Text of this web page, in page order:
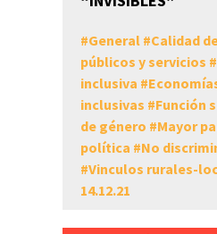
#General#Calidad
públicos y servicios #
inclusiva #
inclusivas #Función
de género #Mayor
política #No
#Vinculos rurales-
14.12.21